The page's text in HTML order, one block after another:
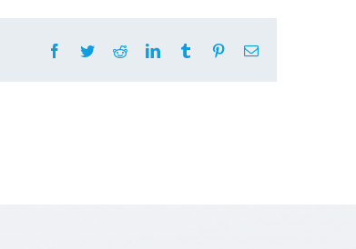
Facebook
TwitterRedditLinkedInTumblr PinterestEmail